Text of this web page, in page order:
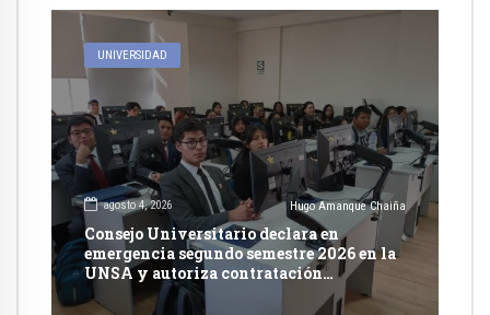
UNIVERSIDAD
agosto 4, 2026 Hugo Amanque Chaiña
Consejo Universitario declara en
emergencia segundo semestre 2026 en la
UNSA y autoriza contratación
excepcional de docentes